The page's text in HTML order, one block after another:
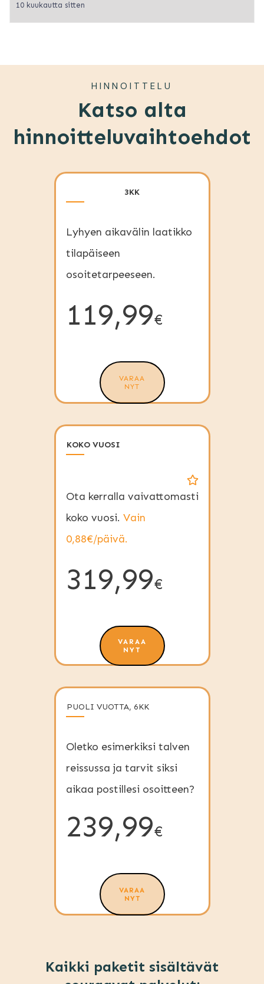
10 kuukautta sitten
HINNOITTELU
Katso alta
hinnoitteluvaihtoehdot
3KK
Lyhyen aikavälin laatikko
tilapäiseen
osoitetarpeeseen.
119,99€
VARAA
NYT
KOKO VUOSI
Ota kerralla vaivattomasti
koko vuosi. Vain
0,88€/päivä.
319,99€
VARAA
NYT
PUOLI VUOTTA, 6KK
Oletko esimerkiksi talven
reissussa ja tarvit siksi
aikaa postillesi osoitteen?
239,99€
VARAA
NYT
Kaikki paketit sisältävät